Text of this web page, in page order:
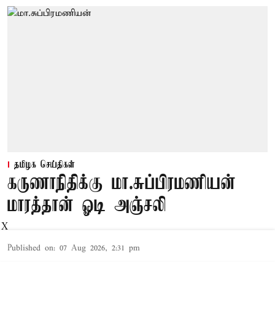
தமிழக செய்திகள்
கருணாநிதிக்கு மா.சுப்பிரமணியன்
மாரத்தான் ஓடி அஞ்சலி
Published on: 07 Aug 2026, 2:31 pm
X